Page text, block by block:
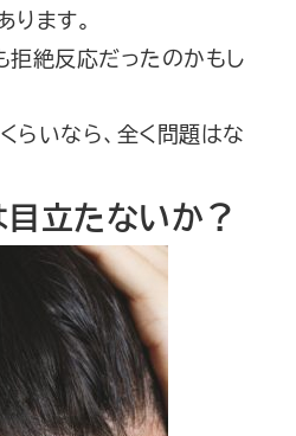
ります。
拒絶反応だったのかもし
らいなら、全く問題はな
立たないか？